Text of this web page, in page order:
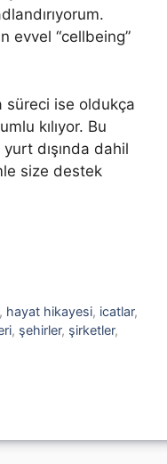
evvel “cellbeing”
süreci ise oldukça
kılıyor. Bu
dışında dahil
size destek
, hayat hikayesi, icatlar,
, şehirler, şirketler,